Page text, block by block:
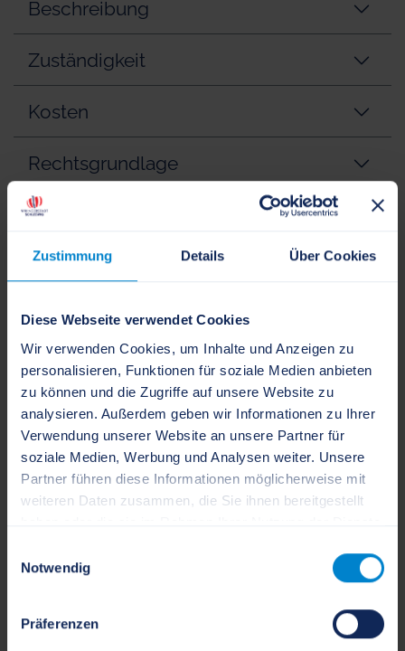
Zustimmung Details Über Cookies
Diese Webseite verwendet Cookies
Wir verwenden Cookies, um Inhalte und Anzeigen zu
personalisieren, Funktionen für soziale Medien anbieten
zu können und die Zugriffe auf unsere Website zu
analysieren. Außerdem geben wir Informationen zu Ihrer
Verwendung unserer Website an unsere Partner für
soziale Medien, Werbung und Analysen weiter. Unsere
Partner führen diese Informationen möglicherweise mit
weiteren Daten zusammen, die Sie ihnen bereitgestellt
Notwendig
Präferenzen
Beschreibung
Zuständigkeit
Kosten
Rechtsgrundlage
Weitere Informationen
verwandte Vorgänge
Amtsgericht Flensburg
+49 461 89-0
+49 461 89-434
www.schleswig-
justizbehoerden/AmtsgerichteSH/AGFlensburg